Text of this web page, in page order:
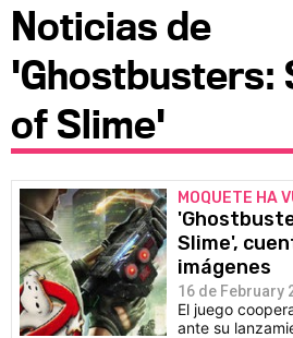
Noticias de
'Ghostbusters:
of Slime'
MOQUETE HA
Slime',
imágenes
16 de February
El juego
ante su